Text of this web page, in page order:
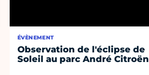
ÉVÈNEMENT
Observation de l'éclipse de
Soleil au parc André Citroën